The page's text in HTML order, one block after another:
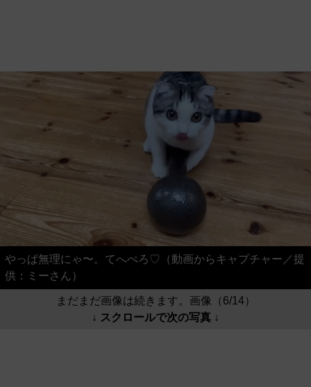
やっぱ無理にゃ〜。てへぺろ♡（動画からキャプチャー／提
供：ミーさん）
まだまだ画像は続きます。画像（6/14）
↓ スクロールで次の写真 ↓